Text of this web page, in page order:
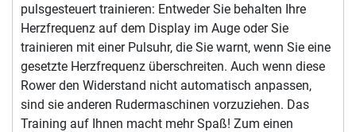
pulsgesteuert trainieren: Entweder Sie behalten Ihre
Herzfrequenz auf dem Display im Auge oder Sie
trainieren mit einer Pulsuhr, die Sie warnt, wenn Sie eine
gesetzte Herzfrequenz überschreiten. Auch wenn diese
Rower den Widerstand nicht automatisch anpassen,
sind sie anderen Rudermaschinen vorzuziehen. Das
Training auf Ihnen macht mehr Spaß! Zum einen